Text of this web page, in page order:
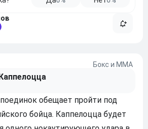
Бокс и ММА
обещает пройти под
бойца. Каппелоцца будет